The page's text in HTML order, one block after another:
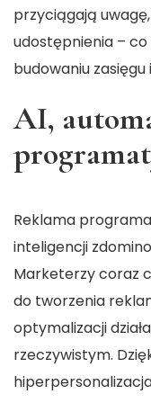
przyciągają
udostępnienia –
budowaniu
AI,
Reklama
inteligencji
Marketerzy coraz
do tworzenia
optymalizacji
rzeczywistym.